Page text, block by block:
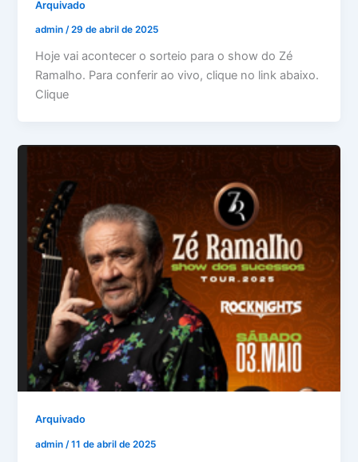
Arquivado
admin/29 de abril de 2025
Hoje vai acontecer o sorteio para o show do Zé
Ramalho. Para conferir ao vivo, clique no link abaixo.
Clique
Arquivado
admin/11 de abril de 2025